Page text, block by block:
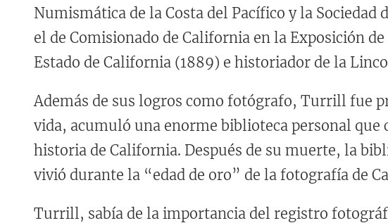
Numismática de la Costa del Pacífico y la
el de Comisionado de California en la Exposición
Estado de California (1889) e historiador de la
Además de sus logros como fotógrafo, Turrill fue
vida, acumuló una enorme biblioteca personal
historia de California. Después de su muerte, la
vivió durante la “edad de oro” de la fotografía de
Turrill, sabía de la importancia del registro